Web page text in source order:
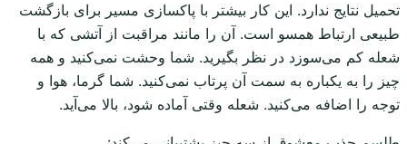
تحمیل نتایج ندارد. این کار بیشتر با پاکسازی مسیر برای بازگشت
طبیعی ارتباط همسو است. آن را مانند مراقبت از آتشی که با
شعله کم می‌سوزد در نظر بگیرید. شما وحشت نمی‌کنید و همه
چیز را به یکباره به سمت آن پرتاب نمی‌کنید. شما گرما، هوا و
توجه را اضافه می‌کنید. شعله وقتی آماده شود، بالا می‌آید.